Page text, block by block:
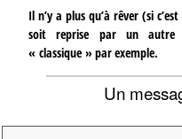
Il n’y a plus qu’à rêver (si
soit reprise par un autre
« classique » par exemple.
Un